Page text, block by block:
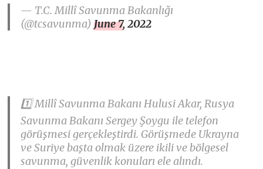
— T.C. Millî Savunma Bakanlığı
(@tcsavunma)June 7, 2022
1️⃣ Millî Savunma Bakanı Hulusi Akar, Rusya
Savunma Bakanı Sergey Şoygu ile telefon
görüşmesi gerçekleştirdi. Görüşmede Ukrayna
ve Suriye başta olmak üzere ikili ve bölgesel
savunma, güvenlik konuları ele alındı.